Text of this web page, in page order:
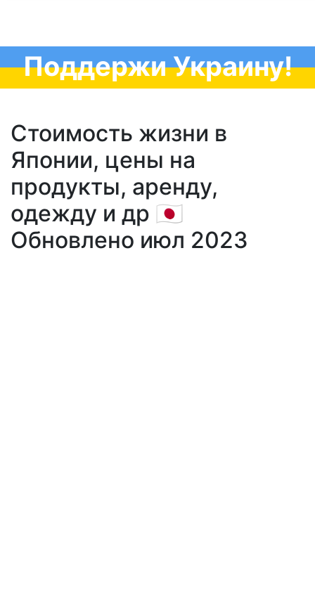
Поддержи Украину!
Стоимость жизни в
Японии, цены на
продукты, аренду,
одежду и др 🇯🇵
Обновлено июл 2023